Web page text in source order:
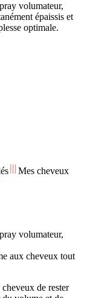
volumateur,
épaissis et
optimale.
Mes cheveux
volumateur,
aux cheveux tout
de rester